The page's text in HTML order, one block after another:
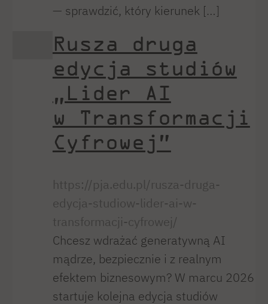
— sprawdzić, który kierunek […]
Rusza druga
edycja studiów
„Lider AI
w Transformacji
Cyfrowej”
https://pja.edu.pl/rusza-druga-
edycja-studiow-lider-ai-w-
transformacji-cyfrowej/
Chcesz wdrażać generatywną AI
mądrze, bezpiecznie i z realnym
efektem biznesowym? W marcu 2026
startuje kolejna edycja studiów